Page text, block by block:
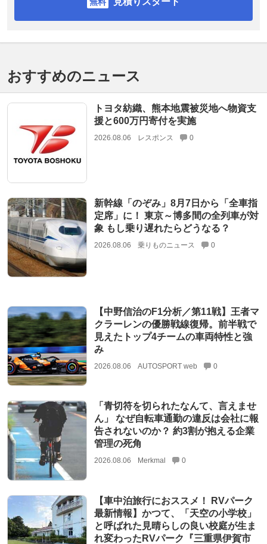
おすすめのニュース
トヨタ紡織、熊本地震被災地へ物資支
援と600万円寄付を実施
2026.08.06 レスポンス 0
新幹線「のぞみ」8月7日から「全車指
定席」に！ 東京～博多間の全列車が対
象 もし乗り遅れたらどうなる？
2026.08.06 乗りものニュース 0
【中野信治のF1分析／第11戦】王者マ
クラーレンの優勝戦線復帰。前半戦で
見えたトップ4チームの車両特性と強
み
2026.08.06 AUTOSPORT web 0
「青切符を切られたなんて、言えませ
ん」 なぜ自転車通勤の違反は会社に報
告されないのか？ 約3割が抱える企業
管理の死角
2026.08.06 Merkmal 0
【車中泊旅行におススメ！ RVパーク
最新情報】かつて、「天空の小学校」
と呼ばれた見晴らしの良い校庭が生ま
れ変わったRVパーク『三重県伊賀市